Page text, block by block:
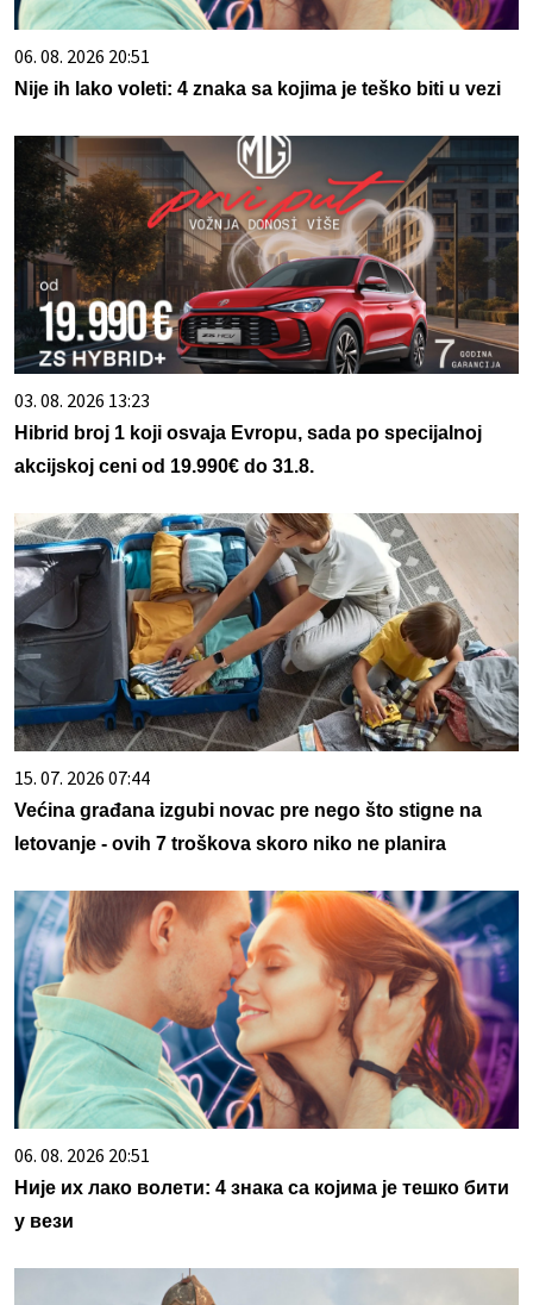
06. 08. 2026 20:51
Nije ih lako voleti: 4 znaka sa kojima je teško biti u vezi
03. 08. 2026 13:23
Hibrid broj 1 koji osvaja Evropu, sada po specijalnoj
akcijskoj ceni od 19.990€ do 31.8.
15. 07. 2026 07:44
Većina građana izgubi novac pre nego što stigne na
letovanje - ovih 7 troškova skoro niko ne planira
06. 08. 2026 20:51
Није их лако волети: 4 знака са којима је тешко бити
у вези